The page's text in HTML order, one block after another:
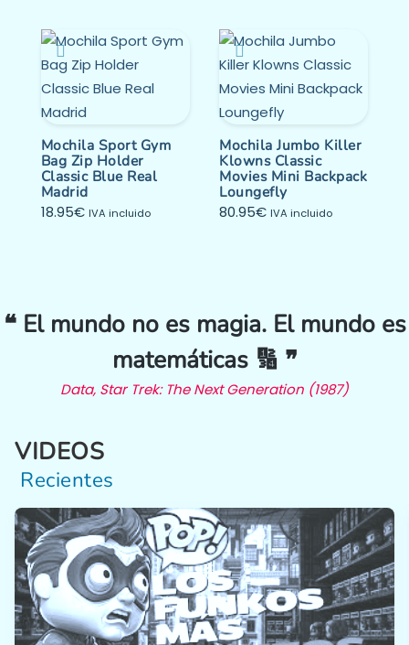
Mochila Sport Gym
Bag Zip Holder
Classic Blue Real
Madrid
18.95€ IVA incluido
Mochila Jumbo Killer
Klowns Classic
Movies Mini Backpack
Loungefly
80.95€ IVA incluido
❝ El mundo no es magia. El mundo es
matemáticas 🔢 ❞
Data, Star Trek: The Next Generation (1987)
VIDEOS
Recientes